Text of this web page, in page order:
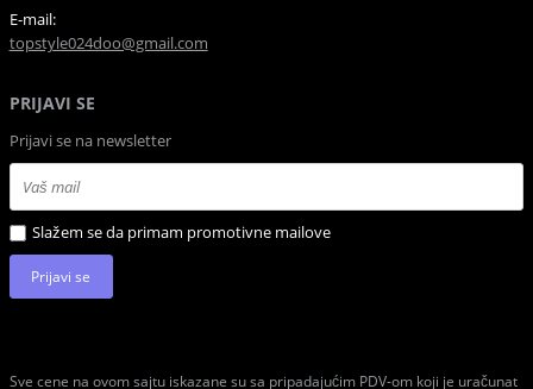
E-mail:
topstyle024doo@gmail.com
PRIJAVI SE
Prijavi se na newsletter
Slažem se da primam promotivne mailove
Prijavi se
Sve cene na ovom sajtu iskazane su sa pripadajućim PDV-om koji je uračunat